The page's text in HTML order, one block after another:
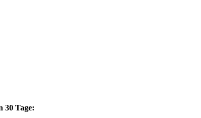
30 Tage: